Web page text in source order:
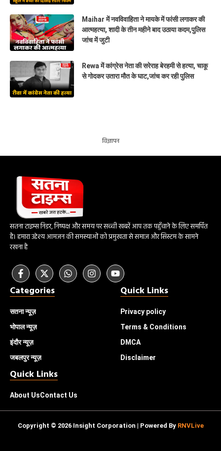
Maihar में नवविवाहिता ने मायके में फांसी लगाकर की
आत्महत्या, शादी के तीन महीने बाद उठाया कदम,पुलिस
जांच में जुटी
Rewa में कांग्रेस नेता की सरेराह बेरहमी से हत्या, चाकू
से गोदकर उतारा मौत के घाट,जांच कर रही पुलिस
विज्ञापन
सतना टाइम्स निडर, निष्पक्ष और समय पर सच्ची खबरें आप तक पहुँचाने के लिए समर्पित
है। हमारा उद्देश्य आमजन की समस्याओं को प्रमुखता से समाज और सिस्टम के सामने
रखना है
Categories
सतना न्यूज़
भोपालन्यूज़
इंदौरन्यूज़
जबलपुर न्यूज़
Quick Links
Privacy policy
Terms & Conditions
DMCA
Disclaimer
Quick Links
About UsContact Us
Copyright © 2026 Insight Corporation | Powered By RNVLive